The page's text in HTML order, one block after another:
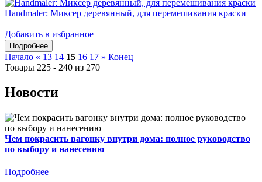
Handmaler: Миксер деревянный, для перемешивания краски
Добавить в избранное
Начало « 13 14 15 16 17 » Конец
Товары 225 - 240 из 270
Новости
Чем покрасить вагонку внутри дома: полное руководство
по выбору и нанесению
Подробнее